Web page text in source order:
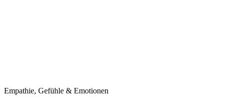
Empathie, Gefühle & Emotionen